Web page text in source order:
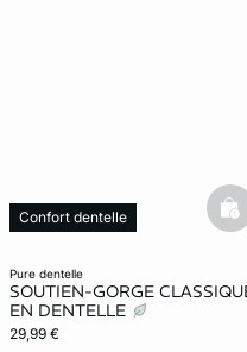
pure dentelle
SOUTIEN-GORGE
EN DENTELLE
29,99 €
Confort dentelle